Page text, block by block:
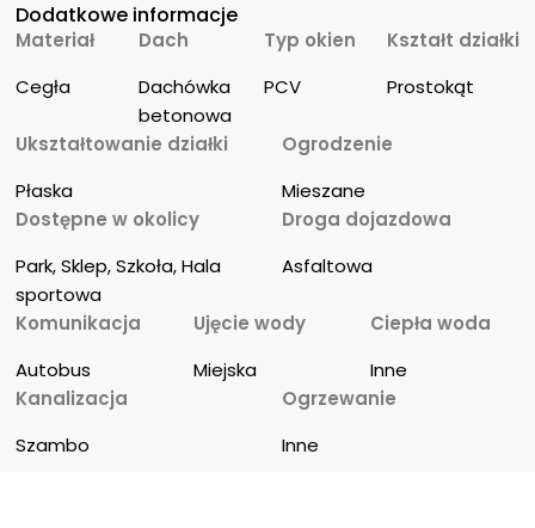
Dodatkowe informacje
Materiał
Cegła
Dach
Dachówka
betonowa
Typ okien
PCV
Kształt działki
Prostokąt
Ukształtowanie działki
Płaska
Ogrodzenie
Mieszane
Dostępne w okolicy
Park, Sklep, Szkoła, Hala
sportowa
Droga dojazdowa
Asfaltowa
Komunikacja
Autobus
Ujęcie wody
Miejska
Ciepła woda
Inne
Kanalizacja
Szambo
Ogrzewanie
Inne